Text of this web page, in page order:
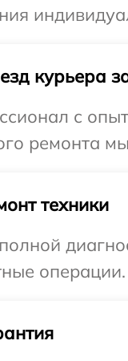
курьера
с
ремонта
техники
операции.